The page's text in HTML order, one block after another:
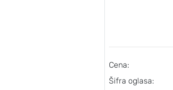
Cena:
Šifra oglasa: